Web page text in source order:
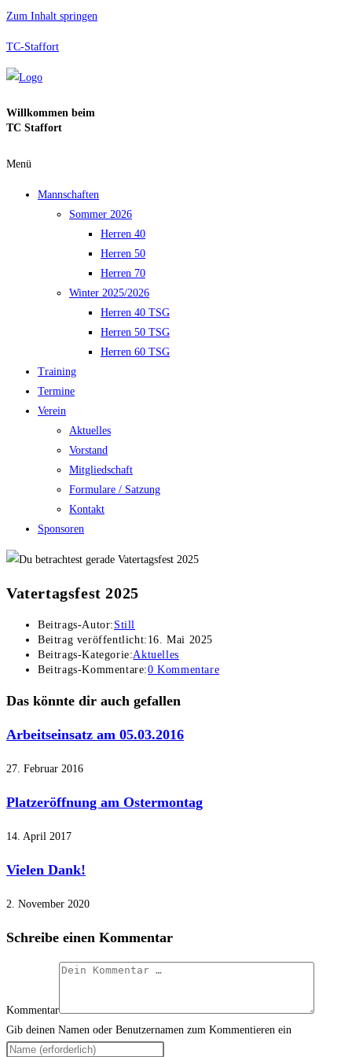
Zum Inhalt springen
TC-Staffort
Willkommen beim
TC Staffort
Menü
Mannschaften
Sommer 2026
Herren 40
Herren 50
Herren 70
Winter 2025/2026
Herren 40 TSG
Herren 50 TSG
Herren 60 TSG
Training
Termine
Verein
Aktuelles
Vorstand
Mitgliedschaft
Formulare / Satzung
Kontakt
Sponsoren
Vatertagsfest 2025
Beitrags-Autor: Still
Beitrag veröffentlicht: 16. Mai 2025
Beitrags-Kategorie:Aktuelles
Beitrags-Kommentare:0 Kommentare
Das könnte dir auch gefallen
Arbeitseinsatz am 05.03.2016
27. Februar 2016
Platzeröffnung am Ostermontag
14. April 2017
Vielen Dank!
2. November 2020
Schreibe einen Kommentar
Kommentar
Gib deinen Namen oder Benutzernamen zum Kommentieren ein